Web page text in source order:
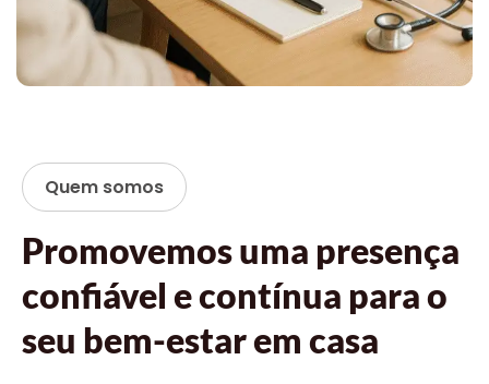
Quem somos
Promovemos uma presença
confiável e contínua para o
seu bem-estar em casa